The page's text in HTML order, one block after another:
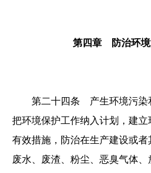
第四章 防治环境
第二十四条 产生环境污染
把环境保护工作纳入计划，建
有效措施，防治在生产建设或者
废水、废渣、粉尘、恶臭气体